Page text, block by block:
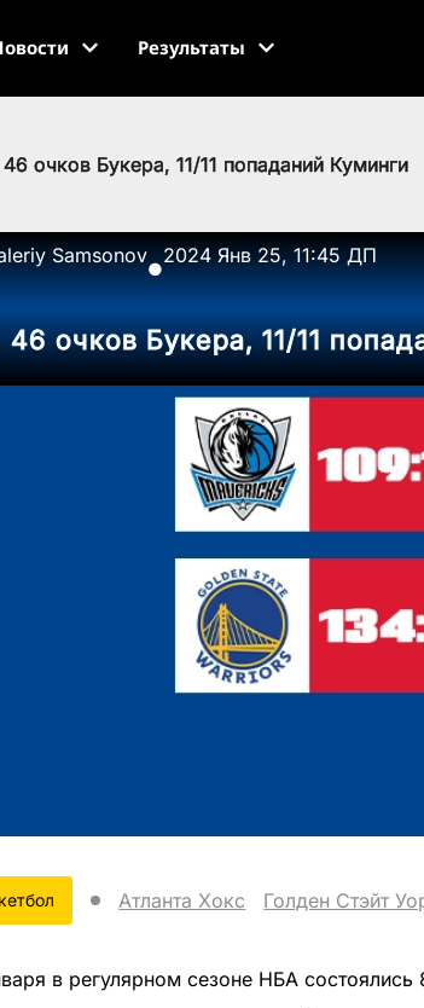
Результаты
очков Букера, 11/11 попаданий Куминги
Samsonov
●
2024 Янв 25, 11:45 ДП
очков Букера, 11/11
Атланта Хокс Голден Стэйт
в регулярном сезоне НБА состоялись